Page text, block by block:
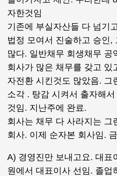
자한것임
기존에 부실자산들 다 넘기
법정 모여서 진술하고 승인,
많다. 일반채무 회생채무 공
회사가 많은 채무를 갖고 있
자전환 시킨것도 많았음. 그
소각 . 탕감 시켜서 출자해
것임. 지난주에 완료.
회사는 채무 다 사라지는 그
회사. 이제 순자본 회사임.
A) 경영진만 보내고요. 대표
원에서 대표이사 선임. 졸업